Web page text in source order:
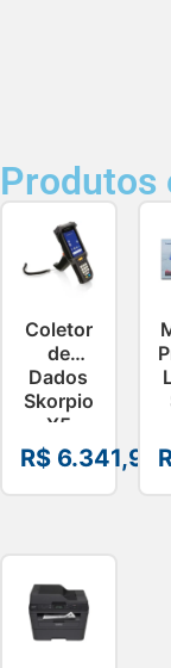
Produtos
Coletor
de
Dados
Skorpio
X5
Datalogic
Android
10 4.3
R$ 6.341,97